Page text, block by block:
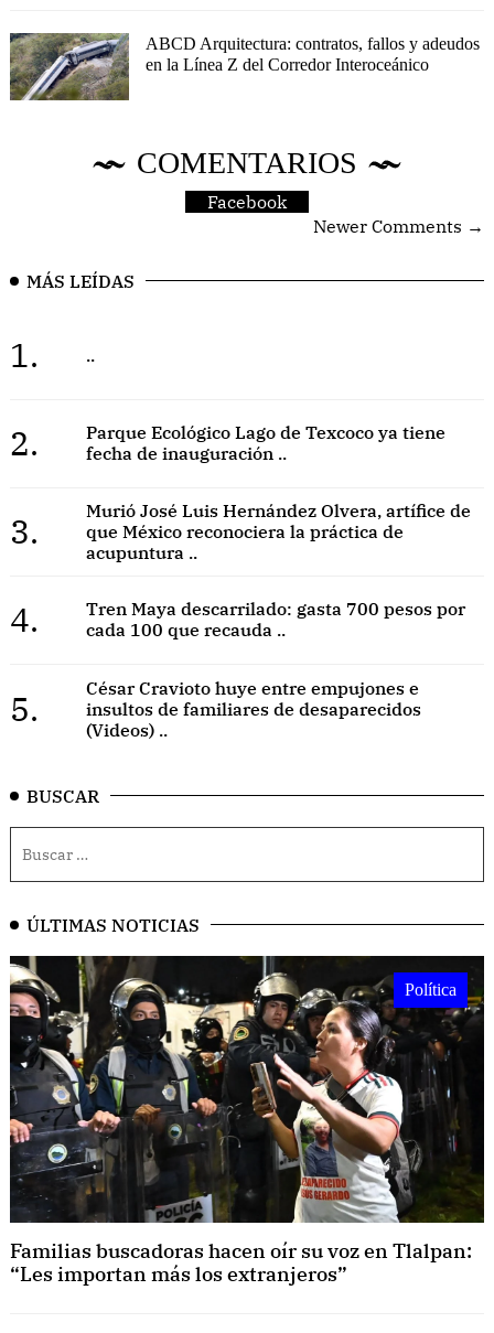
ABCD Arquitectura: contratos, fallos y adeudos
en la Línea Z del Corredor Interoceánico
COMENTARIOS
Facebook
Newer Comments →
MÁS LEÍDAS
1. ..
2.
Parque Ecológico Lago de Texcoco ya tiene
fecha de inauguración ..
3.
Murió José Luis Hernández Olvera, artífice de
que México reconociera la práctica de
acupuntura ..
4.
Tren Maya descarrilado: gasta 700 pesos por
cada 100 que recauda ..
5.
César Cravioto huye entre empujones e
insultos de familiares de desaparecidos
(Videos) ..
BUSCAR
ÚLTIMAS NOTICIAS
Política
Familias buscadoras hacen oír su voz en Tlalpan:
“Les importan más los extranjeros”